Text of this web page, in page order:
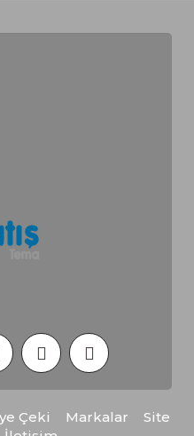
Çeki Markalar
Site